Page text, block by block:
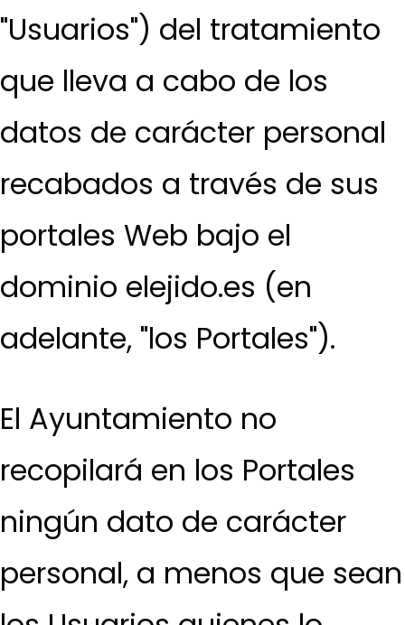
"Usuarios") del tratamiento
que lleva a cabo de los
datos de carácter personal
recabados a través de sus
portales Web bajo el
dominio elejido.es (en
adelante, "los Portales").
El Ayuntamiento no
recopilará en los Portales
ningún dato de carácter
personal, a menos que sean